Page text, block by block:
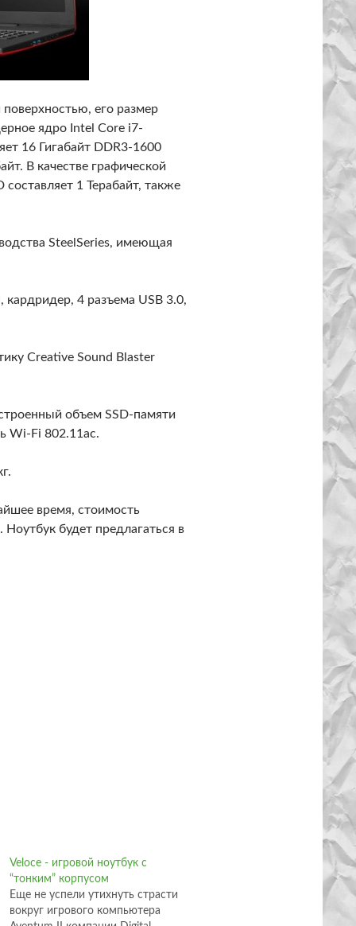
его размер
ядро Intel Core i7-
16 Гигабайт DDR3-1600
В качестве графической
1 Терабайт, также
SteelSeries, имеющая
4 разъема USB 3.0,
Creative Sound Blaster
объем SSD-памяти
Wi-Fi 802.11ac.
время, стоимость
будет предлагаться в
Veloce - игровой ноутбук с
“тонким” корпусом
Еще не успели утихнуть страсти
вокруг игрового компьютера